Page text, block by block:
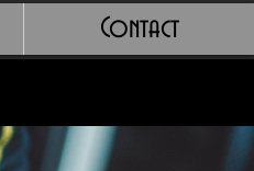
Contact